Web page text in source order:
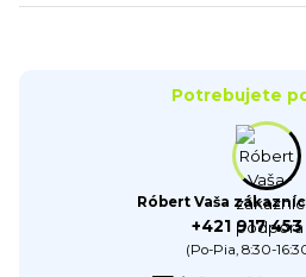
Potrebujete
Róbert Vaša
+421 917
(Po-Pia, 8:30-